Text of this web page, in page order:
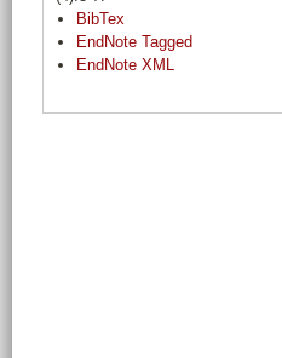
BibTex
EndNote Tagged
EndNote XML